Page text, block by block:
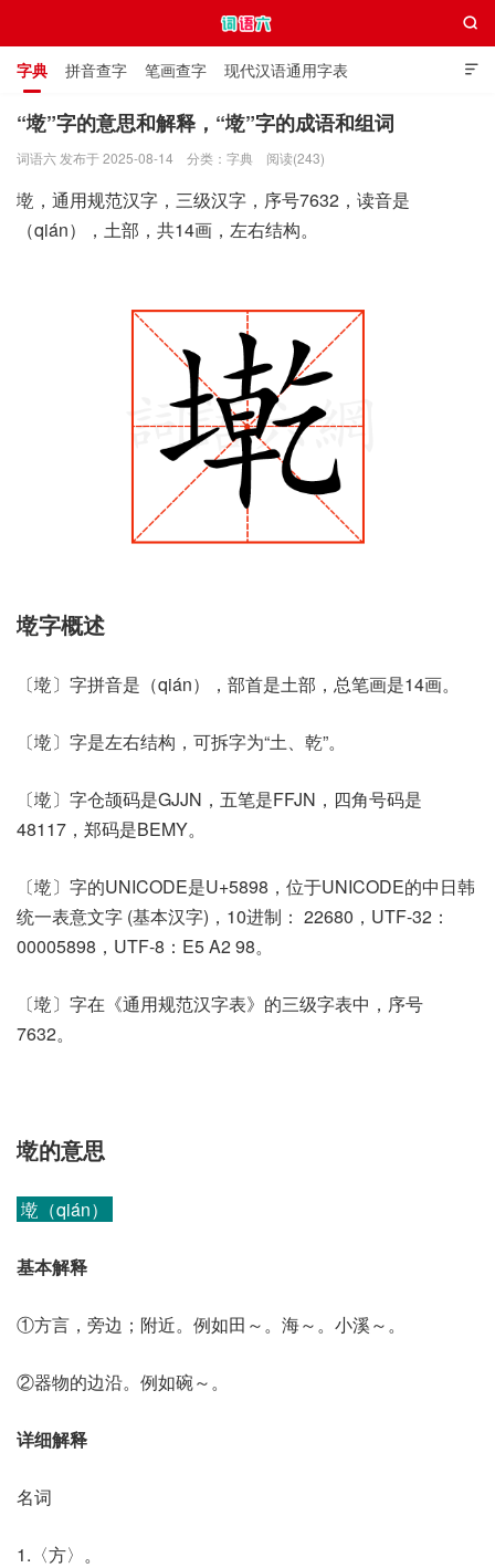

字典 拼音查字 笔画查字 现代汉语通用字表
通用规范汉字表 叠字大全 独体字大全 极简英语词典

“墘”字的意思和解释，“墘”字的成语和组词
词语六 发布于 2025-08-14 分类： 字典 阅读(243)
墘，通用规范汉字，三级汉字，序号7632，读音是
（qián），土部，共14画，左右结构。
墘字概述
〔墘〕字拼音是（qián），部首是土部，总笔画是14画。
〔墘〕字是左右结构，可拆字为“土、乾”。
〔墘〕字仓颉码是GJJN，五笔是FFJN，四角号码是
48117，郑码是BEMY。
〔墘〕字的UNICODE是U+5898，位于UNICODE的中日韩
统一表意文字 (基本汉字)，10进制： 22680，UTF-32：
00005898，UTF-8：E5 A2 98。
〔墘〕字在《通用规范汉字表》的三级字表中，序号
7632。
墘的意思
墘（qián）
基本解释
①方言，旁边；附近。例如田～。海～。小溪～。
②器物的边沿。例如碗～。
详细解释
名词
1.〈方〉。